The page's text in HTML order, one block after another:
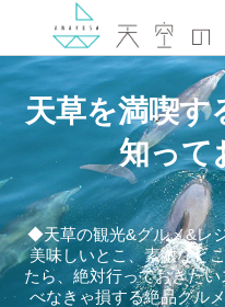
ホ
コ
天草を満喫す
知って
◆天草の観光&グルメ&レ
美味しいとこ、素敵なと
たら、絶対行っておきた
べなきゃ損する絶品グル